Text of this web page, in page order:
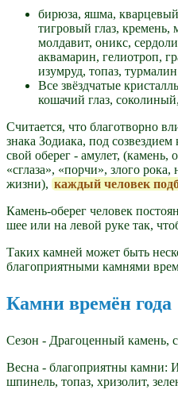
бирюза, яшма,
тигровый глаз, кремень,
молдавит, оникс,
аквамарин, гелиотроп,
изумруд, топаз,
Все звёздчатые
кошачий глаз,
Считается, что благотворно
знака Зодиака, под
свой оберег - амулет,
«сглаза», «порчи», злого
жизни), каждый человек
Камень-оберег человек
шее или на левой руке так,
Таких камней может быть
благоприятными камнями
Камни времён года
Сезон - Драгоценный камень,
Весна - благоприятны камни:
шпинель, топаз, хризолит,